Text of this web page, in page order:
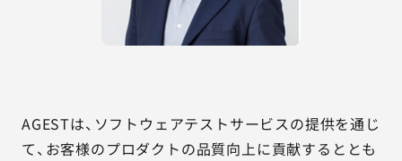
AGESTは、ソフトウェアテストサービスの提供を通じ
て、お客様のプロダクトの品質向上に貢献するととも